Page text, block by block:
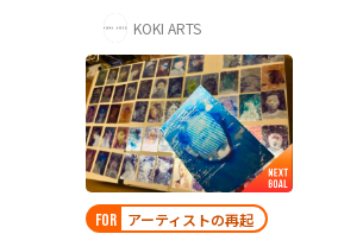
KOKI ARTS
FOR アーティストの再起